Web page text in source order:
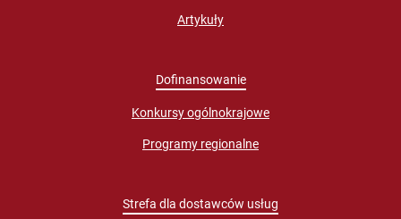
Artykuły
Dofinansowanie
Konkursy ogólnokrajowe
Programy regionalne
Strefa dla dostawców usług